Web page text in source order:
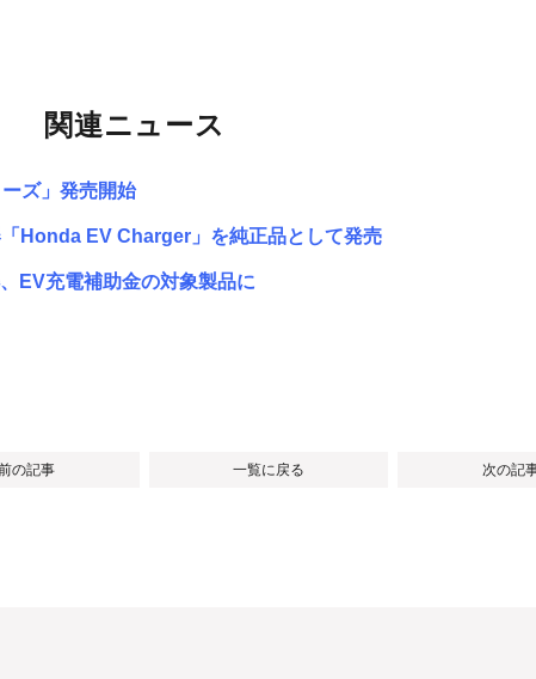
関連ニュース
ズ」発売開始
Honda EV Charger」を純正品として発売
EV充電補助金の対象製品に
の記事 一覧に戻る 次の記